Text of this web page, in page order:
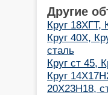
Другие
Круг 18ХГТ,
Круг 40Х,
сталь
Круг ст 45,
Круг
20Х23Н18,